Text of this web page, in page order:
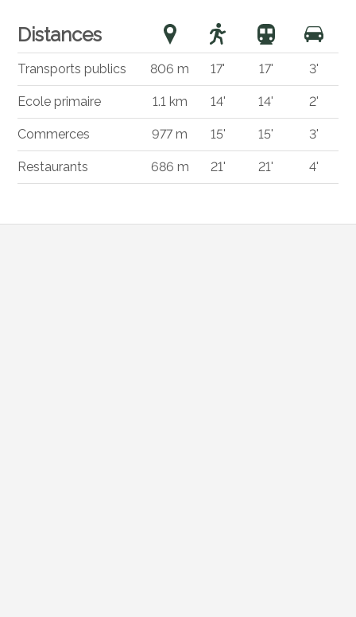
Distances
Transports publics 806 m 17' 17' 3'
Ecole primaire 1.1 km 14' 14' 2'
Commerces 977 m 15' 15' 3'
Restaurants 686 m 21' 21' 4'